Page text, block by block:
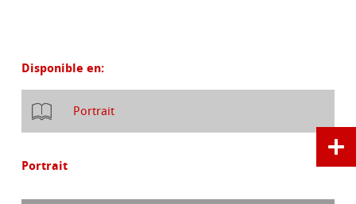
Disponible en:
Portrait
Portrait